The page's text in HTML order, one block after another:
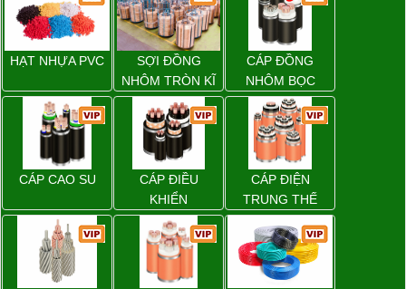
HẠT NHỰA PVC
SỢI ĐỒNG
NHÔM TRÒN KĨ
THUẬT ĐIỆN
CÁP ĐỒNG
NHÔM BỌC
CÁP CAO SU
CÁP ĐIỀU
KHIỂN
CÁP ĐIỆN
TRUNG THẾ